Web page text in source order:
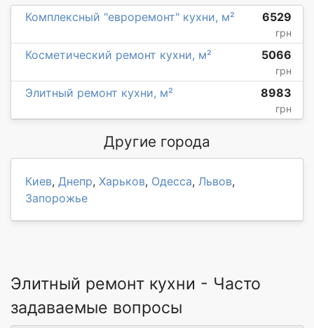
Комплексный "евроремонт" кухни, м² 6529
грн
Косметический ремонт кухни, м² 5066
грн
Элитный ремонт кухни, м² 8983
грн
Другие города
Киев, Днепр, Харьков, Одесса, Львов,
Запорожье
Элитный ремонт кухни - Часто
задаваемые вопросы